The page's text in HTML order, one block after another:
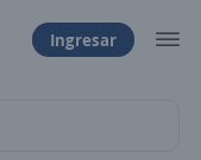
Ingresar